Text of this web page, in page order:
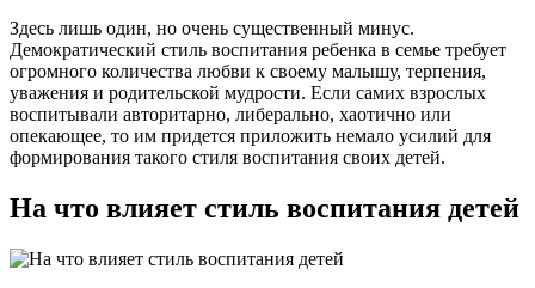
Здесь лишь один, но очень существенный минус.
Демократический стиль воспитания ребенка в семье требует
огромного количества любви к своему малышу, терпения,
уважения и родительской мудрости. Если самих взрослых
воспитывали авторитарно, либерально, хаотично или
опекающее, то им придется приложить немало усилий для
формирования такого стиля воспитания своих детей.
На что влияет стиль воспитания детей